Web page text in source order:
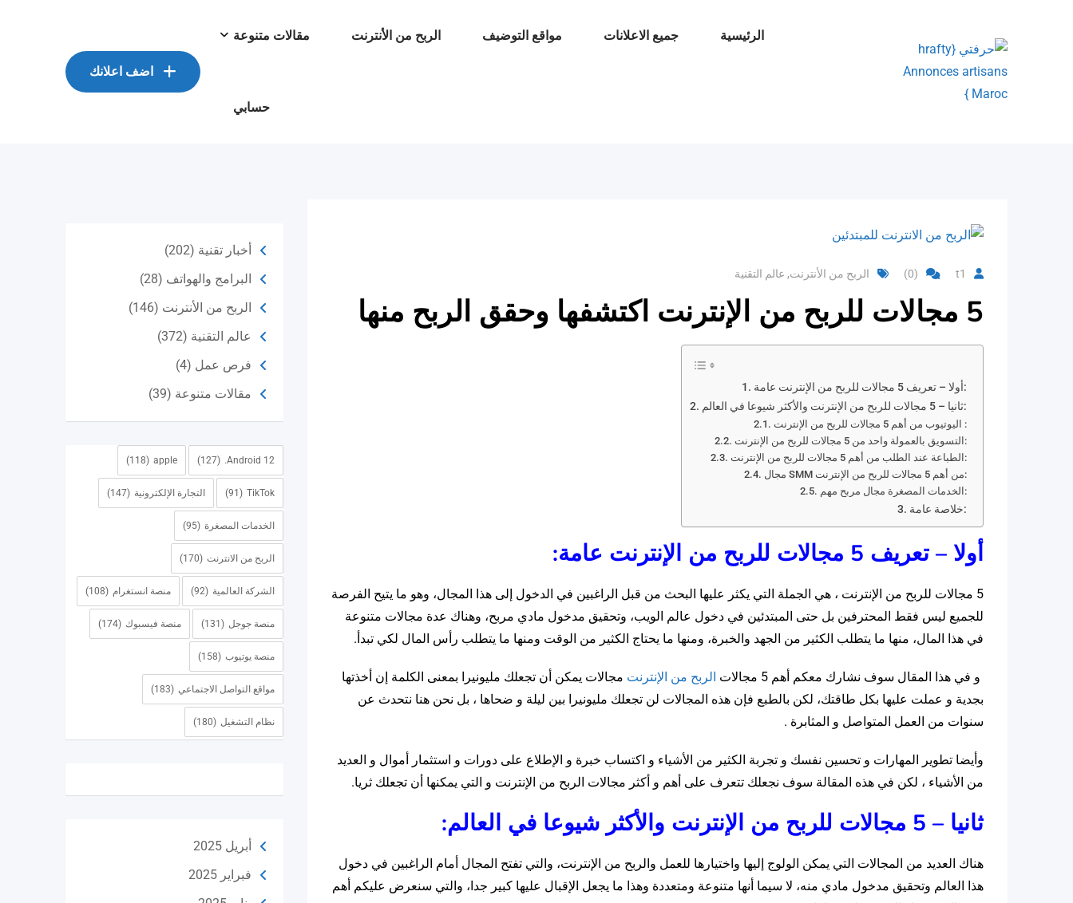
اضف اعلانك
الرئيسية جميع الاعلانات مواقع التوضيف الربح من الأنترنت مقالات متنوعة
حسابي
t1
(0) الربح من الأنترنت, عالم التقنية
5 مجالات للربح من الإنترنت اكتشفها وحقق الربح منها
أولا – تعريف 5 مجالات للربح من الإنترنت عامة:
ثانيا – 5 مجالات للربح من الإنترنت والأكثر شيوعا في العالم:
اليوتيوب من أهم 5 مجالات للربح من الإنترنت :
التسويق بالعمولة واحد من 5 مجالات للربح من الإنترنت:
الطباعة عند الطلب من أهم 5 مجالات للربح من الإنترنت:
مجال SMM من أهم 5 مجالات للربح من الإنترنت:
الخدمات المصغرة مجال مربح مهم:
خلاصة عامة:
أولا – تعريف 5 مجالات للربح من الإنترنت عامة:
5 مجالات للربح من الإنترنت ، هي الجملة التي يكثر عليها البحث من قبل الراغبين في الدخول إلى هذا المجال، وهو ما يتيح الفرصة
للجميع ليس فقط المحترفين بل حتى المبتدئين في دخول عالم الويب، وتحقيق مدخول مادي مربح، وهناك عدة مجالات متنوعة
في هذا المال، منها ما يتطلب الكثير من الجهد والخبرة، ومنها ما يحتاج الكثير من الوقت ومنها ما يتطلب رأس المال لكي تبدأ.
و في هذا المقال سوف نشارك معكم أهم 5 مجالات الربح من الإنترنت مجالات يمكن أن تجعلك مليونيرا بمعنى الكلمة إن أخذتها
بجدية و عملت عليها بكل طاقتك، لكن بالطبع فإن هذه المجالات لن تجعلك مليونيرا بين ليلة و ضحاها ، بل نحن هنا نتحدث عن
سنوات من العمل المتواصل و المثابرة .
وأيضا تطوير المهارات و تحسين نفسك و تجربة الكثير من الأشياء و اكتساب خبرة و الإطلاع على دورات و استثمار أموال و العديد
من الأشياء ، لكن في هذه المقالة سوف نجعلك تتعرف على أهم و أكثر مجالات الربح من الإنترنت و التي يمكنها أن تجعلك ثريا.
ثانيا – 5 مجالات للربح من الإنترنت والأكثر شيوعا في العالم:
هناك العديد من المجالات التي يمكن الولوج إليها واختيارها للعمل والربح من الإنترنت، والتي تفتح المجال أمام الراغبين في دخول
هذا العالم وتحقيق مدخول مادي منه، لا سيما أنها متنوعة ومتعددة وهذا ما يجعل الإقبال عليها كبير جدا، والتي سنعرض عليكم أهم
أخبار تقنية (202)
البرامج والهواتف (28)
الربح من الأنترنت (146)
عالم التقنية (372)
فرص عمل (4)
مقالات متنوعة (39)
Android 12.
(127)
apple
(118)
TikTok
(91) التجارة الإلكترونية (147)
الخدمات المصغرة (95)
الربح من الانترنت (170)
الشركة العالمية (92) منصة انستغرام (108)
منصة جوجل (131) منصة فيسبوك (174)
منصة يوتيوب (158)
مواقع التواصل الاجتماعي (183)
نظام التشغيل (180)
أبريل 2025
فبراير 2025